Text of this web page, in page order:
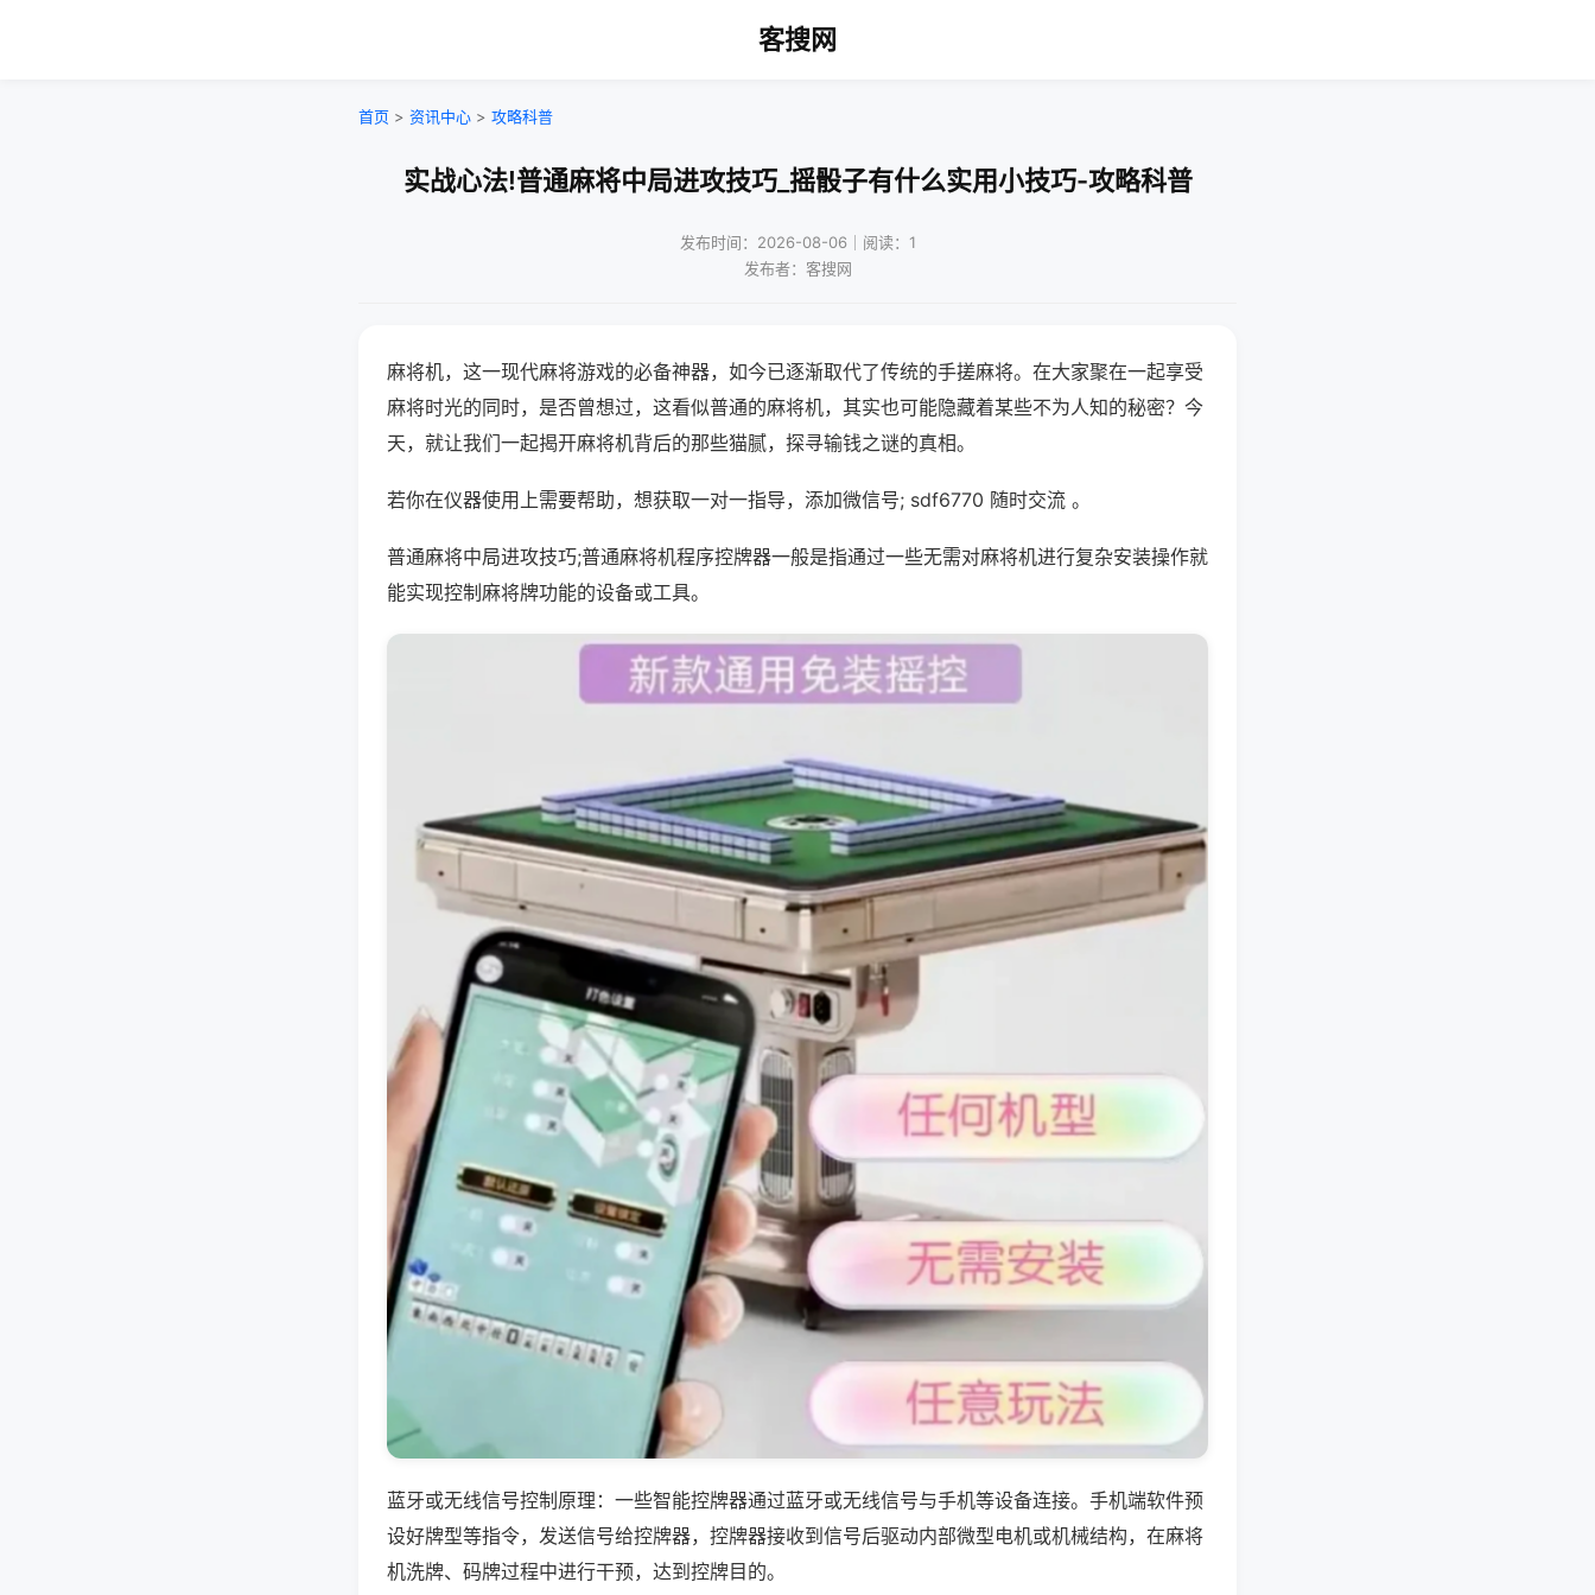
客搜网
首页 > 资讯中心 > 攻略科普
实战心法!普通麻将中局进攻技巧_摇骰子有什么实用小技巧-攻略科普
发布时间：2026-08-06｜阅读：1
发布者：客搜网
麻将机，这一现代麻将游戏的必备神器，如今已逐渐取代了传统的手搓麻将。在大家聚在一起享受
麻将时光的同时，是否曾想过，这看似普通的麻将机，其实也可能隐藏着某些不为人知的秘密？今
天，就让我们一起揭开麻将机背后的那些猫腻，探寻输钱之谜的真相。
若你在仪器使用上需要帮助，想获取一对一指导，添加微信号; sdf6770 随时交流 。
普通麻将中局进攻技巧;普通麻将机程序控牌器一般是指通过一些无需对麻将机进行复杂安装操作就
能实现控制麻将牌功能的设备或工具。
蓝牙或无线信号控制原理：一些智能控牌器通过蓝牙或无线信号与手机等设备连接。手机端软件预
设好牌型等指令，发送信号给控牌器，控牌器接收到信号后驱动内部微型电机或机械结构，在麻将
机洗牌、码牌过程中进行干预，达到控牌目的。